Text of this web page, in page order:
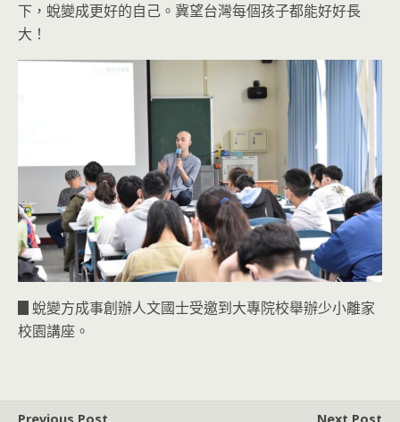
下，蛻變成更好的自己。冀望台灣每個孩子都能好好長
大！
▊蛻變方成事創辦人文國士受邀到大專院校舉辦少小離家
校園講座。